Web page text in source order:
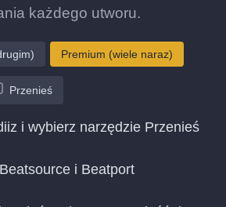
każdego utworu.
Premium (wiele naraz)
Przenieś
i wybierz narzędzie Przenieś
i Beatport